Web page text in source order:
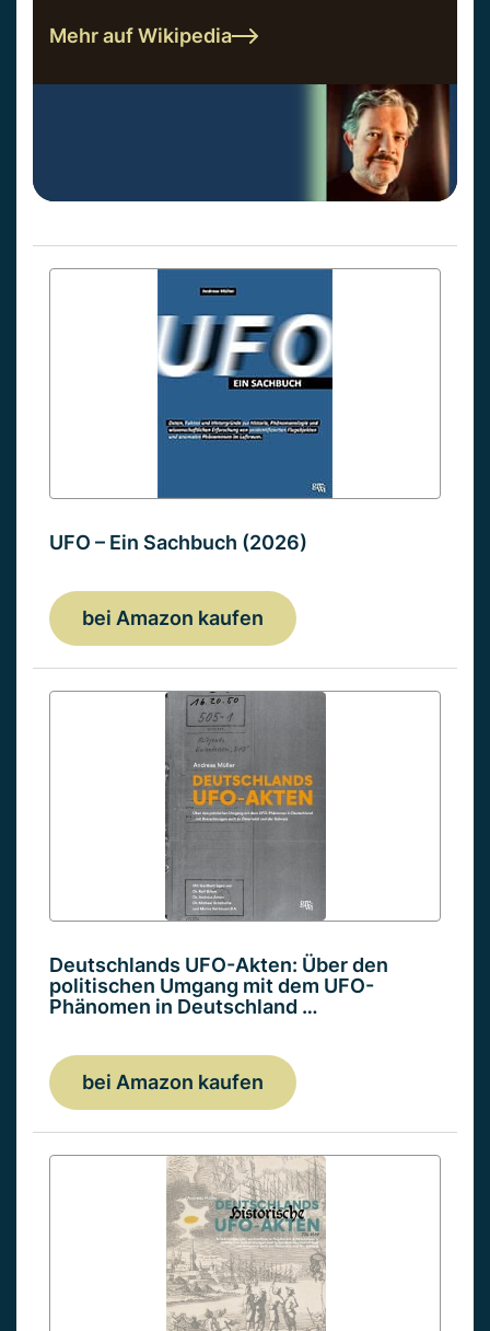
Mehr auf Wikipedia
UFO – Ein Sachbuch (2026)
bei Amazon kaufen
Deutschlands UFO-Akten: Über den
politischen Umgang mit dem UFO-
Phänomen in Deutschland …
bei Amazon kaufen